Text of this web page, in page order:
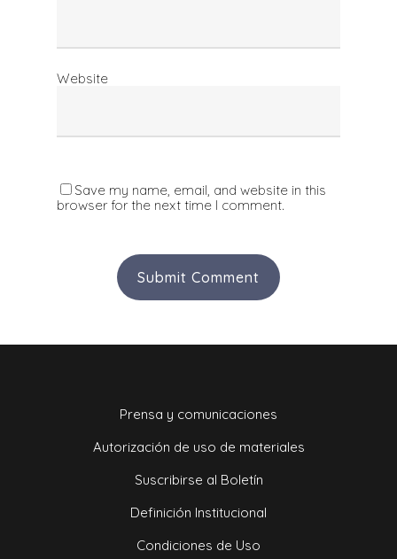
Website
Save my name, email, and website in this
browser for the next time I comment.
Prensa y comunicaciones
Autorización de uso de materiales
Suscribirse al Boletín
Definición Institucional
Condiciones de Uso